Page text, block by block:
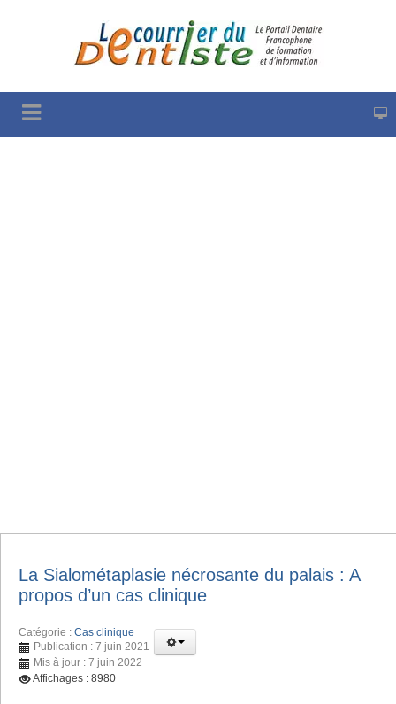
La Sialométaplasie nécrosante du palais : A
propos d’un cas clinique
Catégorie : Cas clinique
Publication : 7 juin 2021
Mis à jour : 7 juin 2022
Affichages : 8980